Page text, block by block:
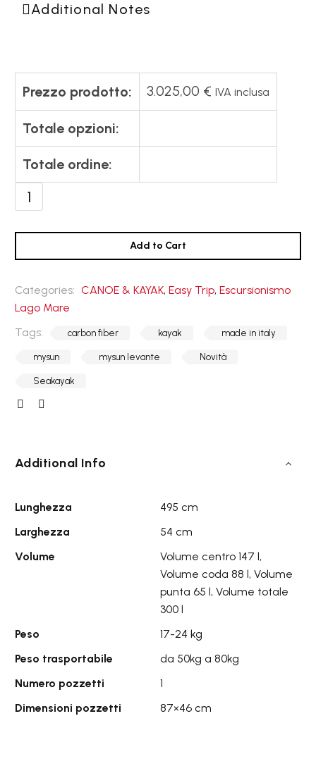
Additional Notes
Prezzo prodotto: 3.025,00 € IVA inclusa
Totale opzioni:
Totale ordine:
My
Sun
Add to Cart
Categories: CANOE & KAYAK, Easy Trip, Escursionismo
Lago Mare
Tags:
carbon fiber kayak made in italy
mysun mysun levante Novità
Seakayak
Additional Info
Lunghezza
495 cm
Larghezza
54 cm
Volume
Volume centro 147 l,
Volume coda 88 l, Volume
punta 65 l, Volume totale
300 l
Peso
17-24 kg
Peso trasportabile
da 50kg a 80kg
Numero pozzetti
1
Dimensioni pozzetti
87×46 cm